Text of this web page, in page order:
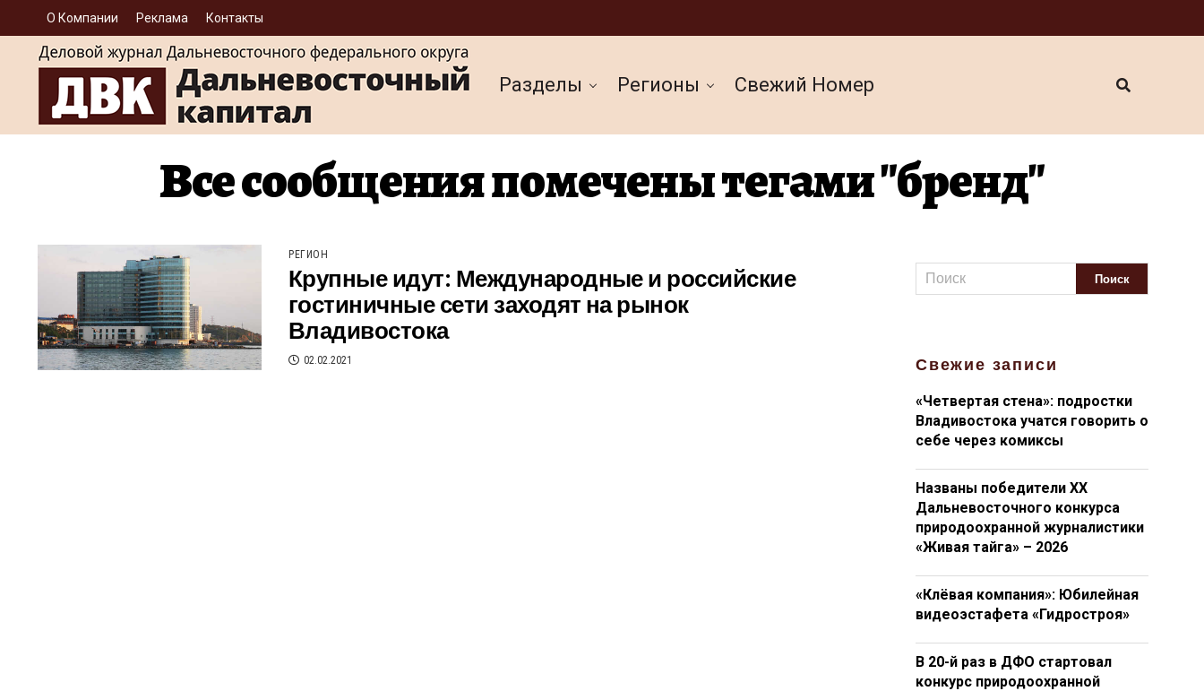
О Компании Реклама Контакты
Разделы Регионы Cвежий Номер
Все сообщения помечены тегами "бренд"
РЕГИОН
Крупные идут: Международные и российские
гостиничные сети заходят на рынок
Владивостока
02.02.2021 Свежие записи
«Четвертая стена»: подростки
Владивостока учатся говорить о
себе через комиксы
Названы победители XX
Дальневосточного конкурса
природоохранной журналистики
«Живая тайга» – 2026
«Клёвая компания»: Юбилейная
видеоэстафета «Гидростроя»
В 20-й раз в ДФО стартовал
конкурс природоохранной